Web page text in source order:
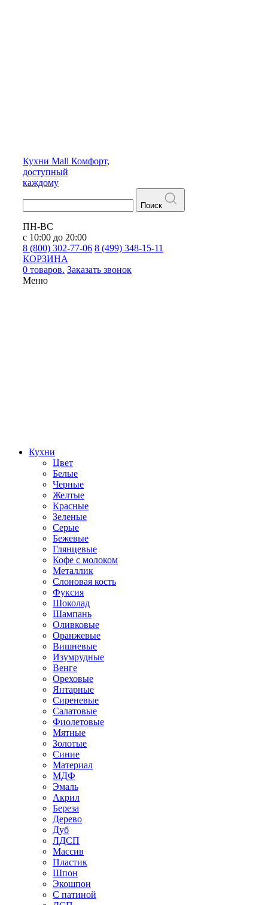
Кухни Mall Комфорт,
доступный
каждому
Поиск
ПН-ВС
с 10:00 до 20:00
8 (800) 302-77-06 8 (499) 348-15-11
КОРЗИНА
0 товаров. Заказать звонок
Меню
Кухни
Цвет
Белые
Черные
Желтые
Красные
Зеленые
Серые
Бежевые
Глянцевые
Кофе с молоком
Металлик
Слоновая кость
Фуксия
Шоколад
Шампань
Оливковые
Оранжевые
Вишневые
Изумрудные
Венге
Ореховые
Янтарные
Сиреневые
Салатовые
Фиолетовые
Мятные
Золотые
Синие
Материал
МДФ
Эмаль
Акрил
Береза
Дерево
Дуб
ЛДСП
Массив
Пластик
Шпон
Экошпон
С патиной